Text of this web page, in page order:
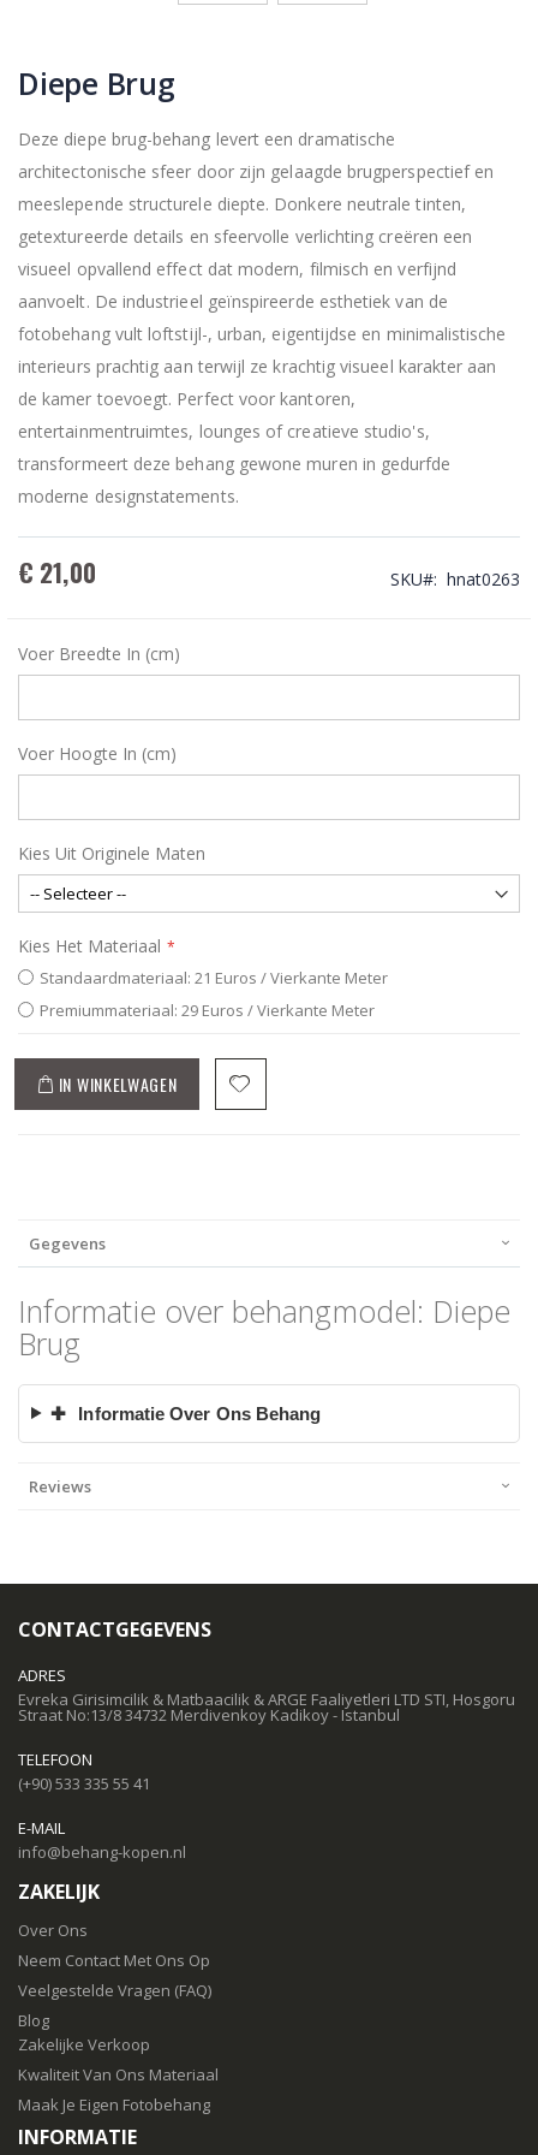
Diepe Brug
Deze diepe brug-behang levert een dramatische
architectonische sfeer door zijn gelaagde brugperspectief en
meeslepende structurele diepte. Donkere neutrale tinten,
getextureerde details en sfeervolle verlichting creëren een
visueel opvallend effect dat modern, filmisch en verfijnd
aanvoelt. De industrieel geïnspireerde esthetiek van de
fotobehang vult loftstijl-, urban, eigentijdse en minimalistische
interieurs prachtig aan terwijl ze krachtig visueel karakter aan
de kamer toevoegt. Perfect voor kantoren,
entertainmentruimtes, lounges of creatieve studio's,
transformeert deze behang gewone muren in gedurfde
moderne designstatements.
€ 21,00 SKU hnat0263
Voer Breedte In (cm)
Voer Hoogte In (cm)
Kies Uit Originele Maten
Kies Het Materiaal
Standaardmateriaal: 21 Euros / Vierkante Meter
Premiummateriaal: 29 Euros / Vierkante Meter
IN WINKELWAGEN
Gegevens
Informatie over behangmodel: Diepe
Brug
✚ Informatie Over Ons Behang
Reviews
CONTACTGEGEVENS
ADRES
Evreka Girisimcilik & Matbaacilik & ARGE Faaliyetleri LTD STI, Hosgoru
Straat No:13/8 34732 Merdivenkoy Kadikoy - Istanbul
TELEFOON
(+90) 533 335 55 41
E-MAIL
info@behang-kopen.nl
ZAKELIJK
Over Ons
Neem Contact Met Ons Op
Veelgestelde Vragen (FAQ)
Blog
Zakelijke Verkoop
Kwaliteit Van Ons Materiaal
Maak Je Eigen Fotobehang
INFORMATIE